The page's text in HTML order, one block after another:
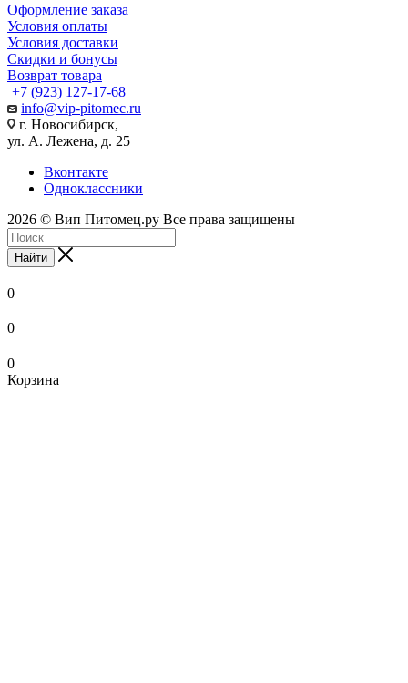
Оформление заказа
Условия оплаты
Условия доставки
Скидки и бонусы
Возврат товара
+7 (923) 127-17-68
info@vip-pitomec.ru
г. Новосибирск,
ул. А. Лежена, д. 25
Вконтакте
Одноклассники
2026 © Вип Питомец.ру Все права защищены
Найти
0
0
0
Корзина